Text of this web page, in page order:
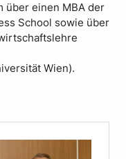
über einen MBA der
School sowie über
Wien).